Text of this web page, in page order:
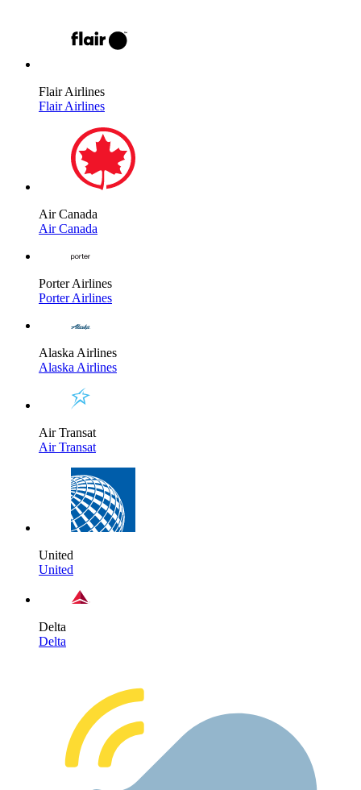
Flair Airlines
Flair Airlines
Air Canada
Air Canada
Porter Airlines
Porter Airlines
Alaska Airlines
Alaska Airlines
Air Transat
Air Transat
United
United
Delta
Delta